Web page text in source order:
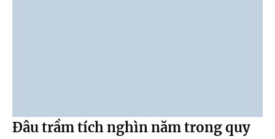
Đâu trầm tích nghìn năm trong quy